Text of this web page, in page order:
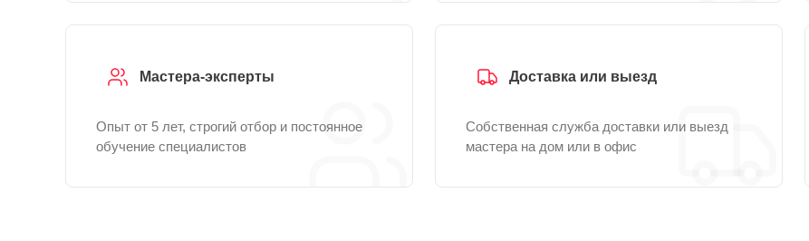
Мастера-эксперты
Опыт от 5 лет, строгий отбор и постоянное
обучение специалистов
Доставка или выезд
Собственная служба доставки или выезд
мастера на дом или в офис